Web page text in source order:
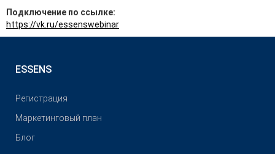
Подключение по ссылке:
https://vk.ru/essenswebinar
ESSENS
Pегистрация
Маркетинговый план
Блог